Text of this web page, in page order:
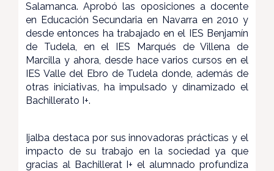
Salamanca. Aprobó las oposiciones a docente
en Educación Secundaria en Navarra en 2010 y
desde entonces ha trabajado en el IES Benjamín
de Tudela, en el IES Marqués de Villena de
Marcilla y ahora, desde hace varios cursos en el
IES Valle del Ebro de Tudela donde, además de
otras iniciativas, ha impulsado y dinamizado el
Bachillerato I+.
Ijalba destaca por sus innovadoras prácticas y el
impacto de su trabajo en la sociedad ya que
gracias al Bachillerat I+ el alumnado profundiza